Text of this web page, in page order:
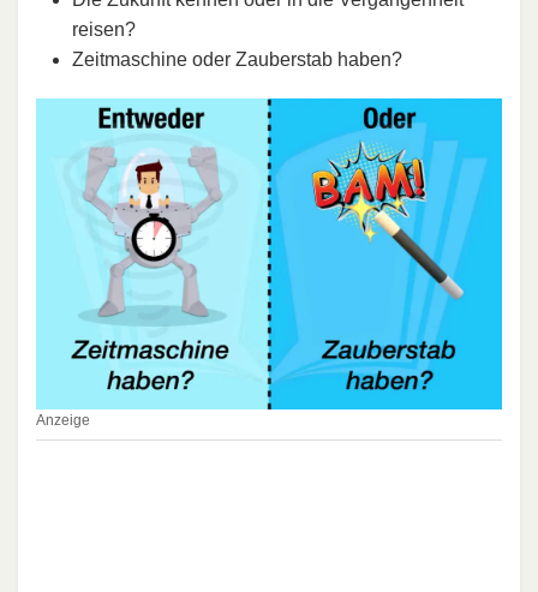
reisen?
Zeitmaschine oder Zauberstab haben?
Anzeige